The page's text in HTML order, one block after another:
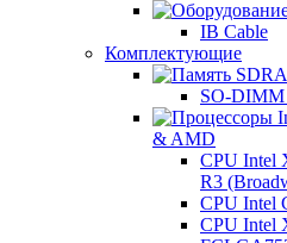
IB Cable
Комплектующие
SO-
& AMD
CPU Intel
R3
CPU Intel
CPU Intel